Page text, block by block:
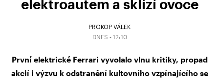
elektroautem a sklízí ovoce
PROKOP VÁLEK
DNES • 12:10
První elektrické Ferrari vyvolalo vlnu kritiky, propad
akcií i výzvu k odstranění kultovního vzpínajícího se